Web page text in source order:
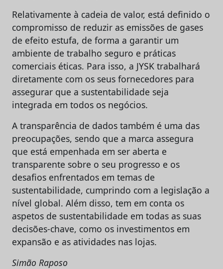
Relativamente à cadeia de valor, está definido o
compromisso de reduzir as emissões de gases
de efeito estufa, de forma a garantir um
ambiente de trabalho seguro e práticas
comerciais éticas. Para isso, a JYSK trabalhará
diretamente com os seus fornecedores para
assegurar que a sustentabilidade seja
integrada em todos os negócios.
A transparência de dados também é uma das
preocupações, sendo que a marca assegura
que está empenhada em ser aberta e
transparente sobre o seu progresso e os
desafios enfrentados em temas de
sustentabilidade, cumprindo com a legislação a
nível global. Além disso, tem em conta os
aspetos de sustentabilidade em todas as suas
decisões-chave, como os investimentos em
expansão e as atividades nas lojas.
Simão Raposo